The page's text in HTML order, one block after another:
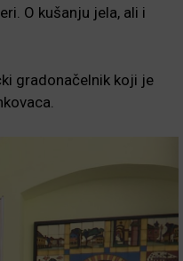
O kušanju jela, ali i
gradonačelnik koji je